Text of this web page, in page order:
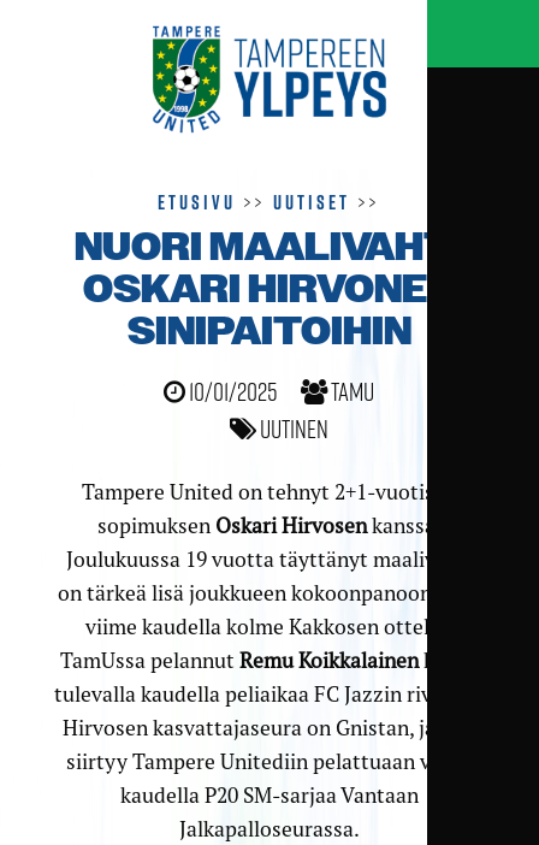
Etusivu >>Uutiset >>
NUORI MAALIVAHTI
OSKARI HIRVONEN
SINIPAITOIHIN
10/01/2025
TamU
Uutinen
Tampere United on tehnyt 2+1-vuotisen
sopimuksen Oskari Hirvosenkanssa.
Joulukuussa 19 vuotta täyttänyt maalivahti
on tärkeä lisä joukkueen kokoonpanoon, sillä
viime kaudella kolme Kakkosen ottelua
TamUssa pelannut Remu Koikkalainenhakee
tulevalla kaudella peliaikaa FC Jazzin riveissä.
Hirvosen kasvattajaseura on Gnistan, ja hän
siirtyy Tampere Unitediin pelattuaan viime
kaudella P20 SM-sarjaa Vantaan
Jalkapalloseurassa.